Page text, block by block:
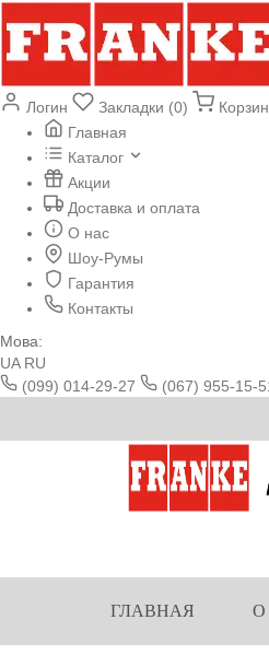
Логин Закладки (0)
Главная
Каталог
Акции
Доставка и оплата
О нас
Шоу-Румы
Гарантия
Контакты
Мова:
UA RU
(099) 014-29-27
(067) 955-15-
ГЛАВНАЯ О